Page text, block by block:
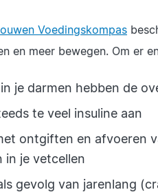
Voedingskompas
en meer bewegen. Om er
je darmen hebben de
te veel insuline aan
ontgiften en afvoeren
in je vetcellen
gevolg van jarenlang